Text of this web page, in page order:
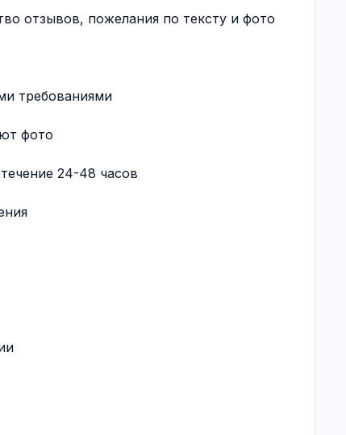
отзывов, пожелания по тексту и фото
требованиями
фото
24-48 часов